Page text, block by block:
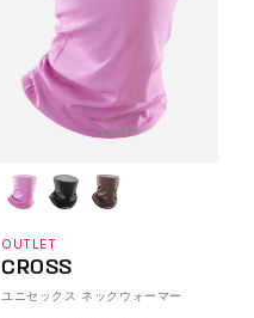
OUTLET
CROSS
ユニセックス ネックウォーマー